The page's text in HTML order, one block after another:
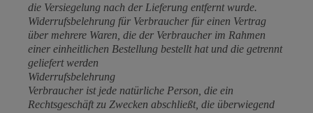
die Versiegelung nach der Lieferung entfernt wurde.
Widerrufsbelehrung für Verbraucher für einen Vertrag
über mehrere Waren, die der Verbraucher im Rahmen
einer einheitlichen Bestellung bestellt hat und die getrennt
geliefert werden
Widerrufsbelehrung
Verbraucher ist jede natürliche Person, die ein
Rechtsgeschäft zu Zwecken abschließt, die überwiegend